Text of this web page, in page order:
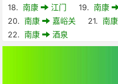
18. 南康 江门 19. 南康
20. 南康 嘉峪关 21. 南康
22. 南康 酒泉